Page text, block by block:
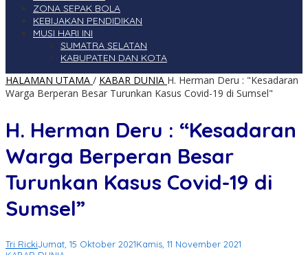
ZONA SEPAK BOLA
KEBIJAKAN PENDIDIKAN
MUSI HARI INI
SUMATRA SELATAN
KABUPATEN DAN KOTA
HALAMAN UTAMA / KABAR DUNIA H. Herman Deru : "Kesadaran
Warga Berperan Besar Turunkan Kasus Covid-19 di Sumsel"
H. Herman Deru : “Kesadaran
Warga Berperan Besar
Turunkan Kasus Covid-19 di
Sumsel”
Tri RickiJumat, 15 Oktober 2021Kamis, 11 November 2021